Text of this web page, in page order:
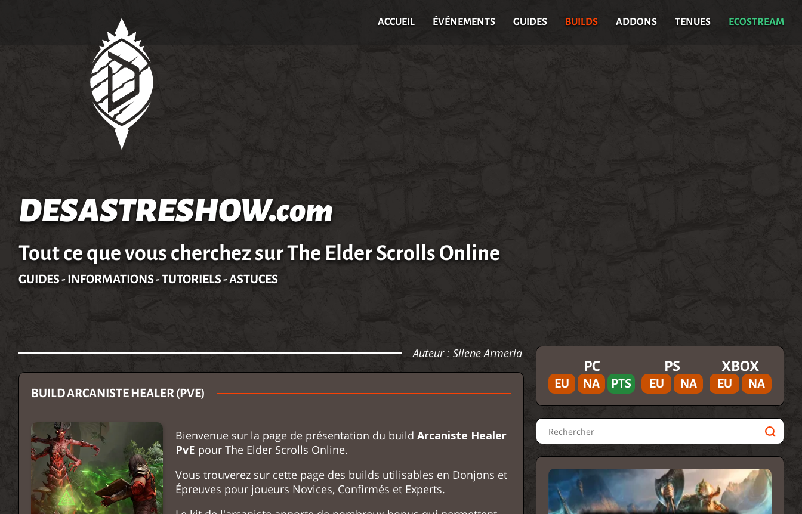
ACCUEIL ÉVÉNEMENTS GUIDES BUILDS ADDONS TENUES ECOSTREAM
DESASTRESHOW.com
Tout ce que vous cherchez sur The Elder Scrolls Online
GUIDES - INFORMATIONS - TUTORIELS - ASTUCES
Auteur : Silene Armeria
BUILD ARCANISTE HEALER (PVE)
Bienvenue sur la page de présentation du buildArcaniste Healer
PvE pour The Elder Scrolls Online.
Vous trouverez sur cette page des builds utilisables en Donjons et
Épreuves pour joueurs Novices, Confirmés et Experts.
PC
EU NA PTS
PS
EU NA
XBOX
EU NA
Rechercher